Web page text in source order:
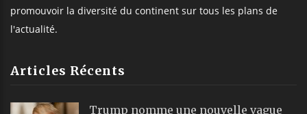
promouvoir la diversité du continent sur tous les plans de
l'actualité.
Articles Récents
Trump nomme une nouvelle vague